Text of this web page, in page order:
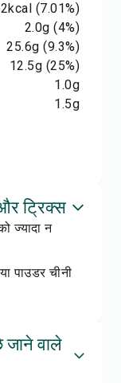
kcal (7.01%)
2.0g (4%)
25.6g (9.3%)
12.5g (25%)
1.0g
1.5g
ट्रिक्स
ज्यादा न
पाउडर चीनी
वाले